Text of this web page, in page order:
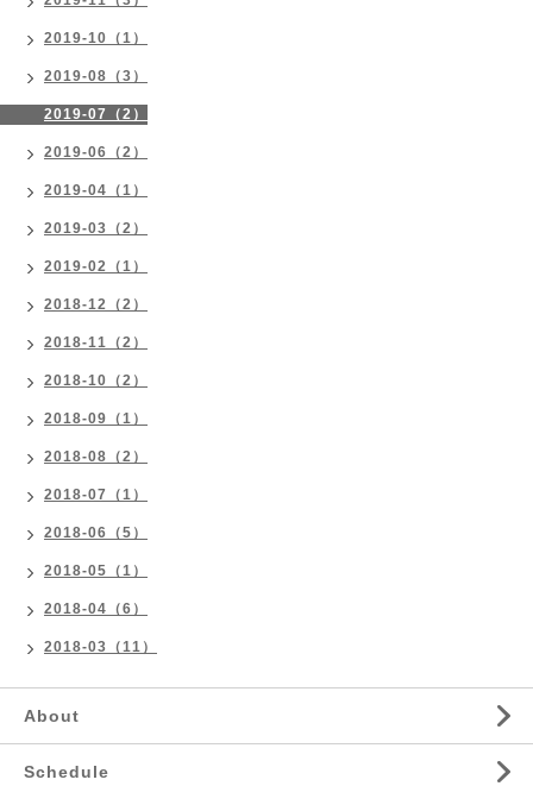
2019-10（1）
2019-08（3）
2019-07（2）
2019-06（2）
2019-04（1）
2019-03（2）
2019-02（1）
2018-12（2）
2018-11（2）
2018-10（2）
2018-09（1）
2018-08（2）
2018-07（1）
2018-06（5）
2018-05（1）
2018-04（6）
2018-03（11）
About
Schedule